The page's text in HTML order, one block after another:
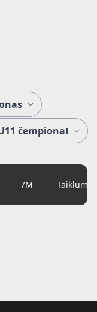
7M Taiklumas